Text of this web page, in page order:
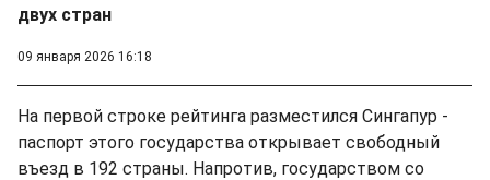
двух стран
09 января 2026 16:18
На первой строке рейтинга разместился Сингапур -
паспорт этого государства открывает свободный
въезд в 192 страны. Напротив, государством со